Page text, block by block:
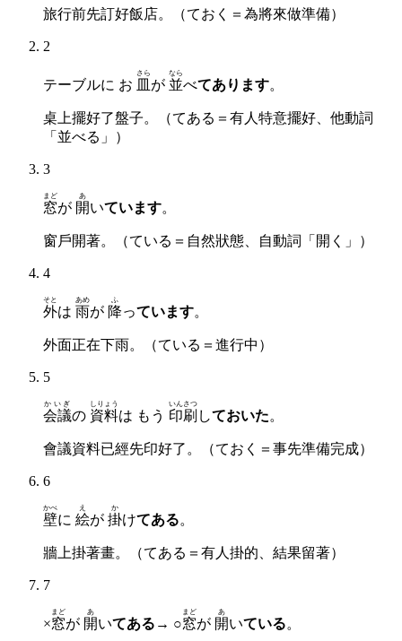
旅行前先訂好飯店。（ておく＝為將來做準備）
2
テーブルに お 皿
さら
が 並
なら
べてあります。
桌上擺好了盤子。（てある＝有人特意擺好、他動詞
「並べる」）
3
窓
まど
が 開
あ
いています。
窗戶開著。（ている＝自然狀態、自動詞「開く」）
4
外
そと
は 雨
あめ
が 降
ふ
っています。
外面正在下雨。（ている＝進行中）
5
会議
かいぎ
の 資料
しりょう
は もう 印刷
いんさつ
しておいた。
會議資料已經先印好了。（ておく＝事先準備完成）
6
壁
かべ
に 絵
え
が 掛
か
けてある。
牆上掛著畫。（てある＝有人掛的、結果留著）
7
×窓
まど
が 開
あ
いてある → ○窓
まど
が 開
あ
いている。